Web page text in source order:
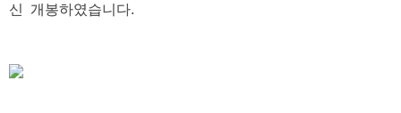
신 개봉하였습니다.